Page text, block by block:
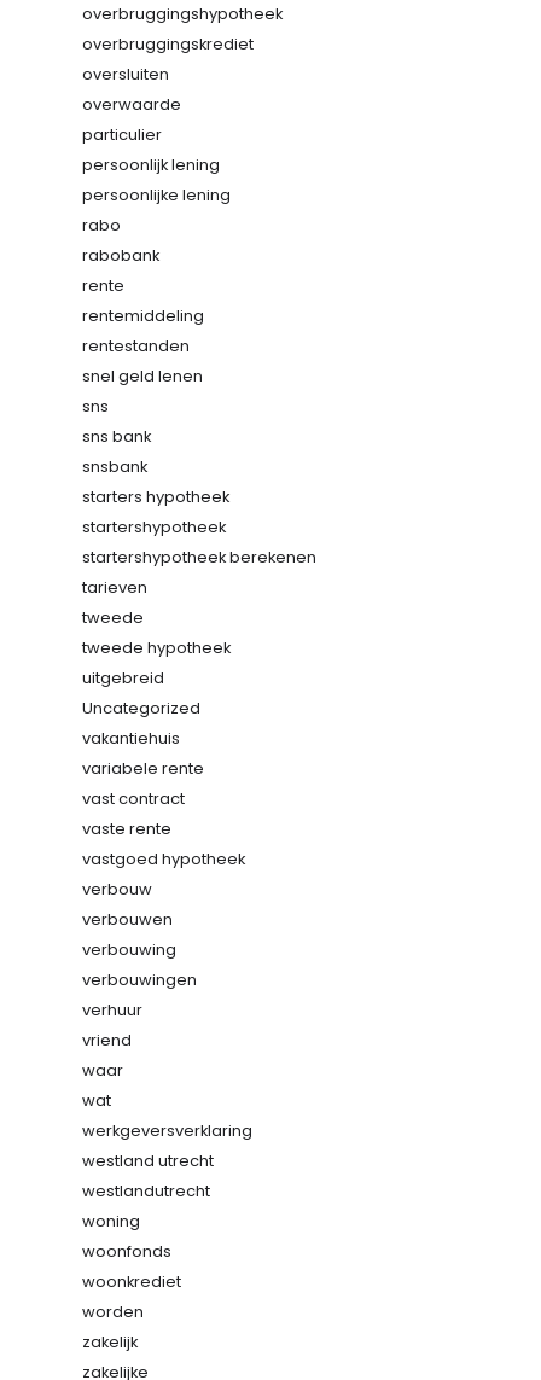
overbruggingshypotheek
overbruggingskrediet
oversluiten
overwaarde
particulier
persoonlijk lening
persoonlijke lening
rabo
rabobank
rente
rentemiddeling
rentestanden
snel geld lenen
sns
sns bank
snsbank
starters hypotheek
startershypotheek
startershypotheek berekenen
tarieven
tweede
tweede hypotheek
uitgebreid
Uncategorized
vakantiehuis
variabele rente
vast contract
vaste rente
vastgoed hypotheek
verbouw
verbouwen
verbouwing
verbouwingen
verhuur
vriend
waar
wat
werkgeversverklaring
westland utrecht
westlandutrecht
woning
woonfonds
woonkrediet
worden
zakelijk
zakelijke